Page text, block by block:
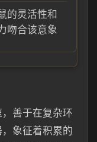
的灵活性和
吻合该意象
善于在复杂环
象征着积累的